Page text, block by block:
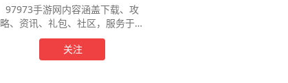
97973手游网内容涵盖下载、攻
略、资讯、礼包、社区，服务于全
球手游玩家，为玩家提供一站式服
务。
关注